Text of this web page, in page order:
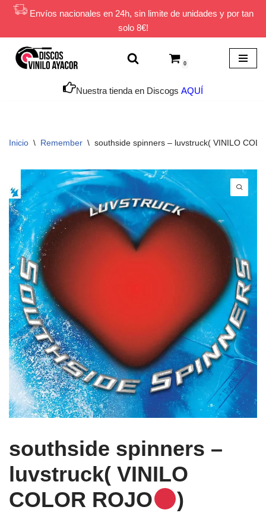
contenido
Envíos nacionales en 24h, sin limite de unidades y por tan
solo 8€!
0
Nuestra tienda en Discogs AQUÍ
Inicio \ Remember \ southside spinners – luvstruck( VINILO
southside spinners –
luvstruck( VINILO
COLOR ROJO
)